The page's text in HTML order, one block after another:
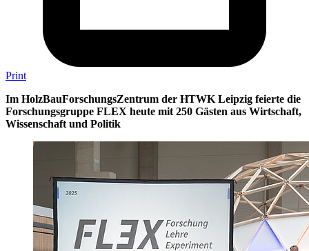
Print
Im HolzBauForschungsZentrum der HTWK Leipzig feierte die
Forschungsgruppe FLEX heute mit 250 Gästen aus Wirtschaft,
Wissenschaft und Politik